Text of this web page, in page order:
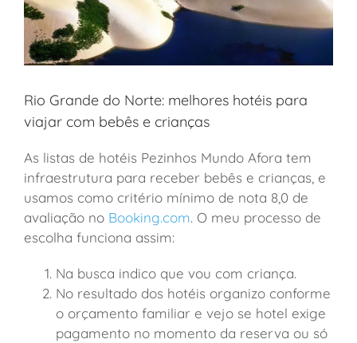
Rio Grande do Norte: melhores hotéis para
viajar com bebês e crianças
As listas de hotéis Pezinhos Mundo Afora tem
infraestrutura para receber bebês e crianças, e
usamos como critério mínimo de nota 8,0 de
avaliação no Booking.com. O meu processo de
escolha funciona assim:
Na busca indico que vou com criança.
No resultado dos hotéis organizo conforme
o orçamento familiar e vejo se hotel exige
pagamento no momento da reserva ou só